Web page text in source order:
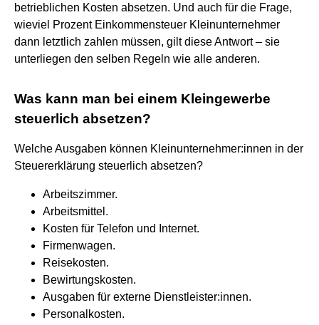
betrieblichen Kosten absetzen. Und auch für die Frage,
wieviel Prozent Einkommensteuer Kleinunternehmer
dann letztlich zahlen müssen, gilt diese Antwort – sie
unterliegen den selben Regeln wie alle anderen.
Was kann man bei einem Kleingewerbe
steuerlich absetzen?
Welche Ausgaben können Kleinunternehmer:innen in der
Steuererklärung steuerlich absetzen?
Arbeitszimmer.
Arbeitsmittel.
Kosten für Telefon und Internet.
Firmenwagen.
Reisekosten.
Bewirtungskosten.
Ausgaben für externe Dienstleister:innen.
Personalkosten.